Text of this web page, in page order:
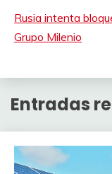
Rusia intenta
Grupo Milenio
Entradas